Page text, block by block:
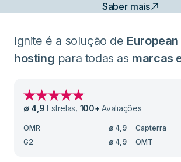
Saber mais
Ignite é a solução de
hosting para todas as marcas
∅ 4,9 Estrelas, 100+ Avaliações
OMR ∅ 4,9 Capterra
G2
∅ 4,9 OMT